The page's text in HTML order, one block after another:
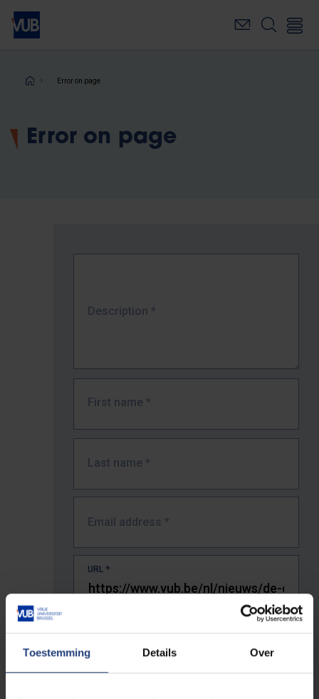
Toestemming Details Over
Skip
main
Breadcrumb
Error on page
Error on page
Description *
First name *
Last name *
Email address *
URL *
The full URL of the page where you encountered the error.